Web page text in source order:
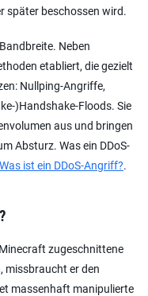
später beschossen wird.
Neben
etabliert, die gezielt
Nullping-Angriffe,
)Handshake-Floods. Sie
aus und bringen
Absturz. Was ein DDoS-
Was ist ein DDoS-Angriff?.
zugeschnittene
missbraucht er den
massenhaft manipulierte